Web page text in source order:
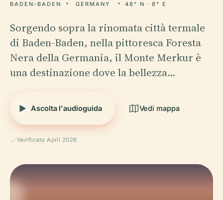
BADEN-BADEN GERMANY 48° N · 8° E
Sorgendo sopra la rinomata città termale
di Baden-Baden, nella pittoresca Foresta
Nera della Germania, il Monte Merkur è
una destinazione dove la bellezza…
Ascolta l'audioguida Vedi mappa
Verificato April 2026